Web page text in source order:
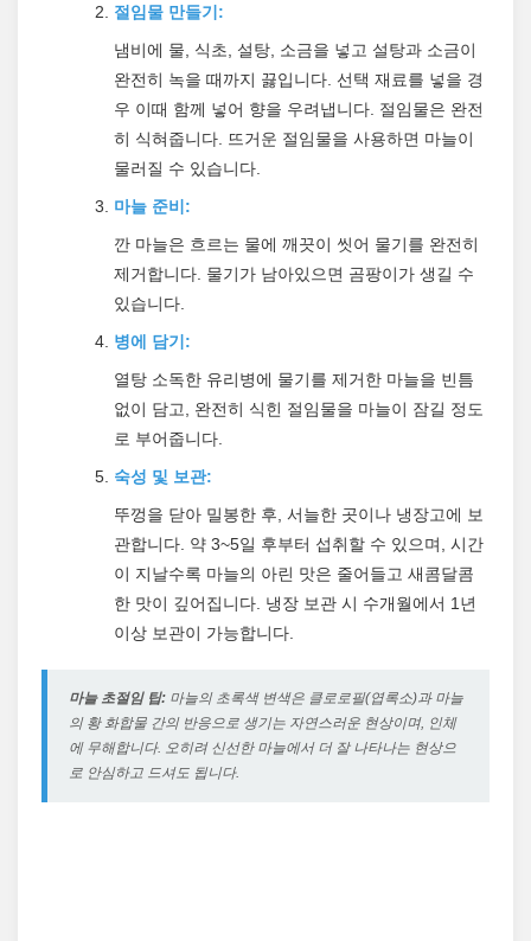
절임물 만들기:
냄비에 물, 식초, 설탕, 소금을 넣고 설탕과 소금이
완전히 녹을 때까지 끓입니다. 선택 재료를 넣을 경
우 이때 함께 넣어 향을 우려냅니다. 절임물은 완전
히 식혀줍니다. 뜨거운 절임물을 사용하면 마늘이
물러질 수 있습니다.
마늘 준비:
깐 마늘은 흐르는 물에 깨끗이 씻어 물기를 완전히
제거합니다. 물기가 남아있으면 곰팡이가 생길 수
있습니다.
병에 담기:
열탕 소독한 유리병에 물기를 제거한 마늘을 빈틈
없이 담고, 완전히 식힌 절임물을 마늘이 잠길 정도
로 부어줍니다.
숙성 및 보관:
뚜껑을 닫아 밀봉한 후, 서늘한 곳이나 냉장고에 보
관합니다. 약 3~5일 후부터 섭취할 수 있으며, 시간
이 지날수록 마늘의 아린 맛은 줄어들고 새콤달콤
한 맛이 깊어집니다. 냉장 보관 시 수개월에서 1년
이상 보관이 가능합니다.
마늘 초절임 팁: 마늘의 초록색 변색은 클로로필(엽록소)과 마늘
의 황 화합물 간의 반응으로 생기는 자연스러운 현상이며, 인체
에 무해합니다. 오히려 신선한 마늘에서 더 잘 나타나는 현상으
로 안심하고 드셔도 됩니다.